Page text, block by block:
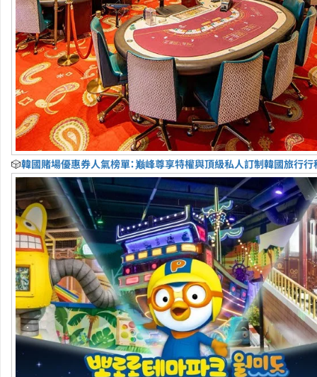
🎲韓國賭場優惠券人氣榜單：巅峰尊享特權與頂級私人訂制韓國旅行行